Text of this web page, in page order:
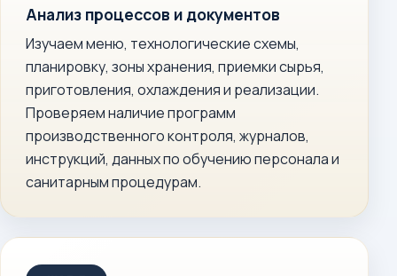
Анализ процессов и документов
Изучаем меню, технологические схемы,
планировку, зоны хранения, приемки сырья,
приготовления, охлаждения и реализации.
Проверяем наличие программ
производственного контроля, журналов,
инструкций, данных по обучению персонала и
санитарным процедурам.